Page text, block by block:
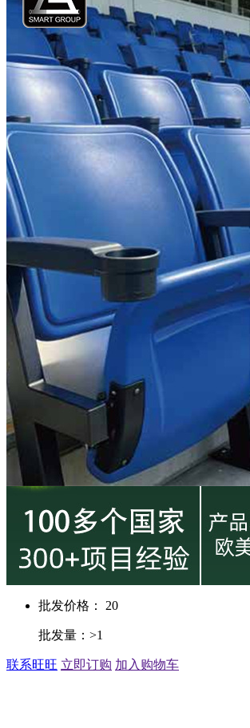
批发价格： 20
批发量：>1
联系旺旺 立即订购 加入购物车